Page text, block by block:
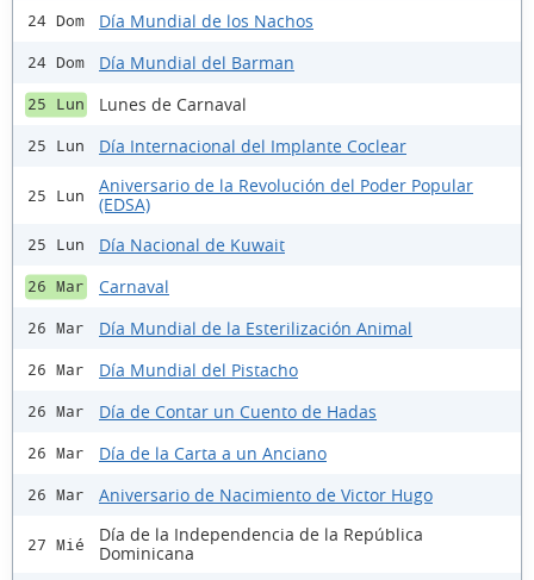
24 Dom Día Mundial de los Nachos
24 Dom Día Mundial del Barman
25 Lun Lunes de Carnaval
25 Lun Día Internacional del Implante Coclear
25 Lun
Aniversario de la Revolución del Poder Popular
(EDSA)
25 Lun Día Nacional de Kuwait
26 Mar Carnaval
26 Mar Día Mundial de la Esterilización Animal
26 Mar Día Mundial del Pistacho
26 Mar Día de Contar un Cuento de Hadas
26 Mar Día de la Carta a un Anciano
26 Mar Aniversario de Nacimiento de Victor Hugo
27 Mié
Día de la Independencia de la República
Dominicana